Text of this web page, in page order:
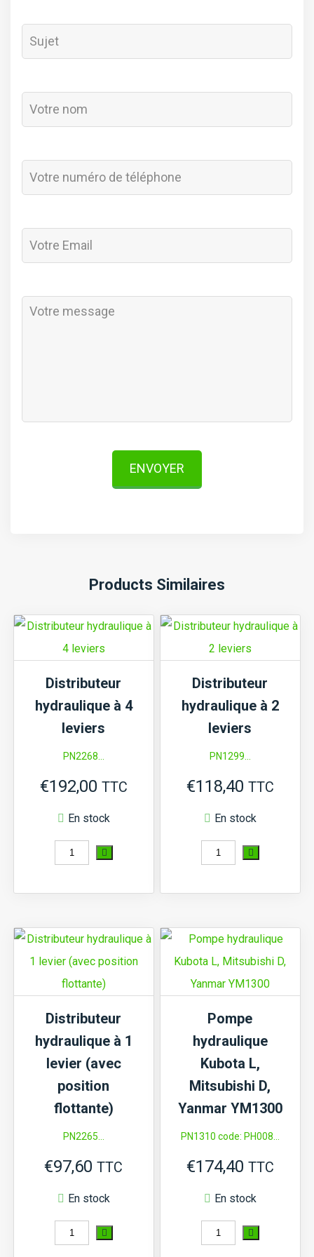
ENVOYER
Products Similaires
Distributeur
hydraulique à 4
leviers
PN2268...
€192,00 TTC
En stock
quantité
Distributeur
à
4
leviers
Distributeur
hydraulique à 2
leviers
PN1299...
€118,40 TTC
En stock
quantité
Distributeur
à
2
leviers
Distributeur
hydraulique à 1
levier (avec
position
flottante)
PN2265...
€97,60 TTC
En stock
quantité
Pompe
hydraulique
Kubota L,
Mitsubishi D,
Yanmar YM1300
PN1310 code: PH008...
€174,40 TTC
En stock
quantité